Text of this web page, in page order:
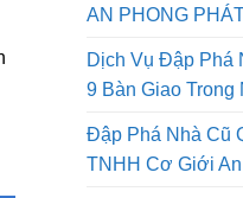
Đập Phá Nhà
Trọn Gói Tháo
AN PHONG
Dịch Vụ Đập Phá
9 Bàn Giao Trong